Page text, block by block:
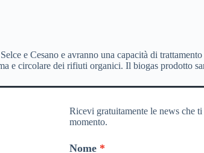
e Cesano e avranno una capacità di
e circolare dei rifiuti organici. Il biogas prodotto
Ricevi gratuitamente le news che
momento.
Nome